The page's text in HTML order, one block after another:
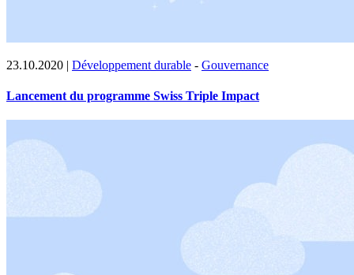
23.10.2020 | Développement durable - Gouvernance
Lancement du programme Swiss Triple Impact